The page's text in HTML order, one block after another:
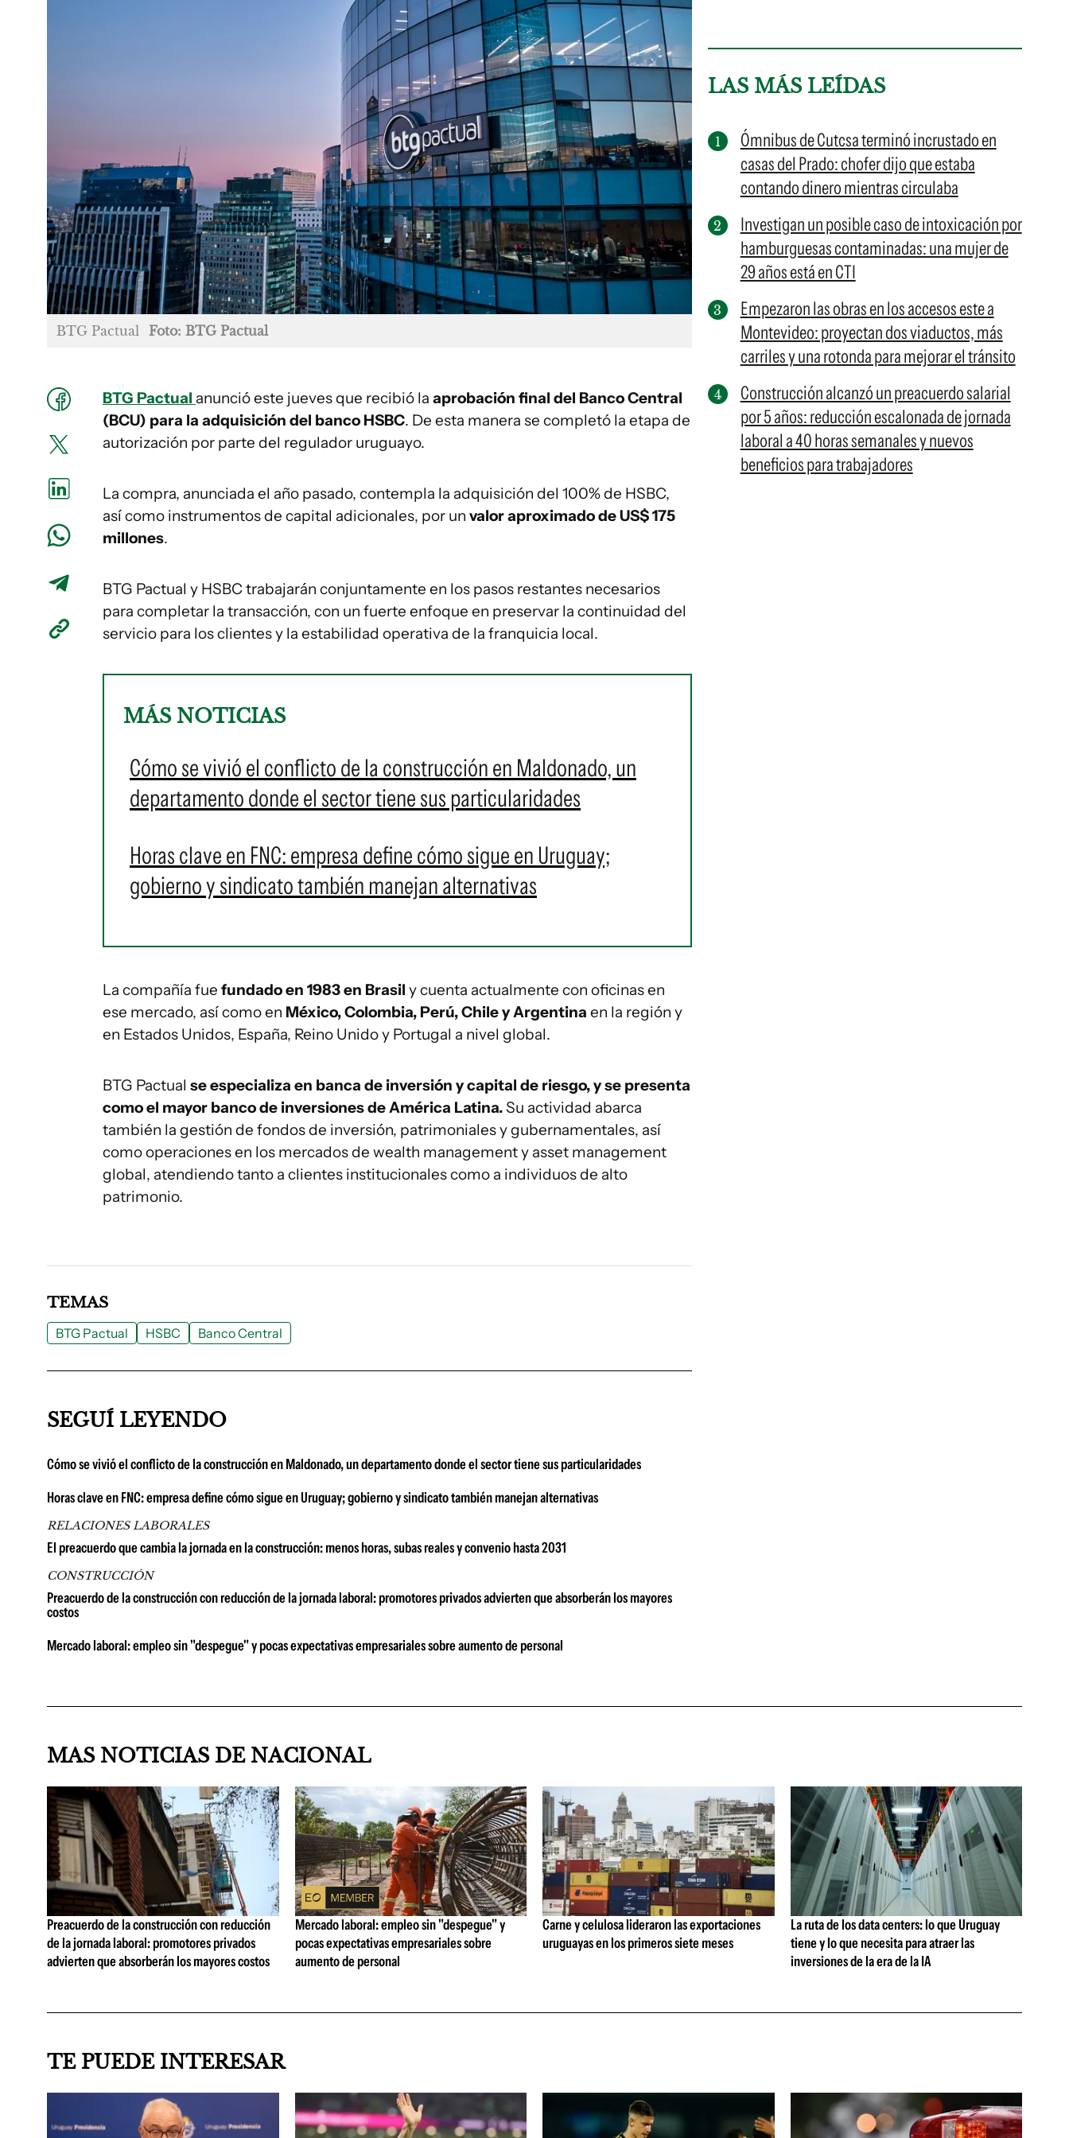
BTG Pactual Foto: BTG Pactual
BTG Pactual anunció este jueves que recibió la aprobación final del Banco Central
(BCU) para la adquisición del banco HSBC. De esta manera se completó la etapa de
autorización por parte del regulador uruguayo.
La compra, anunciada el año pasado, contempla la adquisición del 100% de HSBC,
así como instrumentos de capital adicionales, por un valor aproximado de US$ 175
millones.
BTG Pactual y HSBC trabajarán conjuntamente en los pasos restantes necesarios
para completar la transacción, con un fuerte enfoque en preservar la continuidad del
servicio para los clientes y la estabilidad operativa de la franquicia local.
MÁS NOTICIAS
Cómo se vivió el conflicto de la construcción en Maldonado, un
departamento donde el sector tiene sus particularidades
Horas clave en FNC: empresa define cómo sigue en Uruguay;
gobierno y sindicato también manejan alternativas
La compañía fue fundado en 1983 en Brasil y cuenta actualmente con oficinas en
ese mercado, así como en México, Colombia, Perú, Chile y Argentina en la región y
en Estados Unidos, España, Reino Unido y Portugal a nivel global.
BTG Pactual se especializa en banca de inversión y capital de riesgo, y se presenta
como el mayor banco de inversiones de América Latina. Su actividad abarca
también la gestión de fondos de inversión, patrimoniales y gubernamentales, así
como operaciones en los mercados de wealth management y asset management
global, atendiendo tanto a clientes institucionales como a individuos de alto
patrimonio.
LAS MÁS LEÍDAS
Ómnibus de Cutcsa terminó incrustado en
casas del Prado: chofer dijo que estaba
contando dinero mientras circulaba
Investigan un posible caso de intoxicación por
hamburguesas contaminadas: una mujer de
29 años está en CTI
Empezaron las obras en los accesos este a
Montevideo: proyectan dos viaductos, más
carriles y una rotonda para mejorar el tránsito
Construcción alcanzó un preacuerdo salarial
por 5 años: reducción escalonada de jornada
laboral a 40 horas semanales y nuevos
beneficios para trabajadores
TEMAS
BTG Pactual HSBC Banco Central
SEGUÍ LEYENDO
Cómo se vivió el conflicto de la construcción en Maldonado, un departamento donde el sector tiene sus particularidades
Horas clave en FNC: empresa define cómo sigue en Uruguay; gobierno y sindicato también manejan alternativas
RELACIONES LABORALES
El preacuerdo que cambia la jornada en la construcción: menos horas, subas reales y convenio hasta 2031
CONSTRUCCIÓN
Preacuerdo de la construcción con reducción de la jornada laboral: promotores privados advierten que absorberán los mayores
costos
Mercado laboral: empleo sin "despegue" y pocas expectativas empresariales sobre aumento de personal
MAS NOTICIAS DE NACIONAL
Preacuerdo de la construcción con reducción
de la jornada laboral: promotores privados
advierten que absorberán los mayores costos
Mercado laboral: empleo sin "despegue" y
pocas expectativas empresariales sobre
aumento de personal
Carne y celulosa lideraron las exportaciones
uruguayas en los primeros siete meses
La ruta de los data centers: lo que Uruguay
tiene y lo que necesita para atraer las
inversiones de la era de la IA
TE PUEDE INTERESAR